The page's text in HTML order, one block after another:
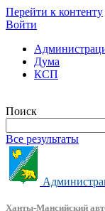
Перейти к контенту
Войти
Дума
КСП
Поиск
Все результаты
Ханты-Мансийский